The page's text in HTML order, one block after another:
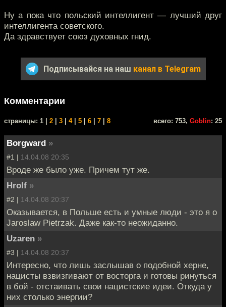
Ну а пока что польский интеллигент — лучший друг
интеллигента советского.
Да здравствует союз духовных гнид.
Подписывайся на наш канал в Telegram
Комментарии
cтраницы: 1 | 2 3 4| 5 6 7 8 всего: 753, Goblin: 25
Borgward »
#1 | 14.04.08 20:35
Вроде же было уже. Причем тут же.
Hrolf »
#2 | 14.04.08 20:37
Оказывается, в Польше есть и умные люди - это я о
Jaroslaw Pietrzak. Даже как-то неожиданно.
Uzaren »
#3 | 14.04.08 20:37
Интересно, что лишь заслышав о подобной херне,
нацисты взвизгивают от восторга и готовы ринуться
в бой - отстаивать свои нацистские идеи. Откуда у
них столько энергии?